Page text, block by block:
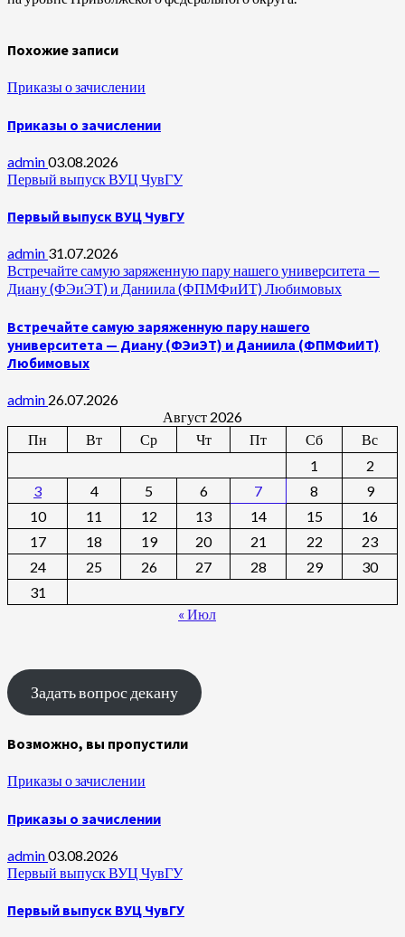
Похожие записи
Приказы о зачислении
Приказы о зачислении
admin03.08.2026
Первый выпуск ВУЦ ЧувГУ
Первый выпуск ВУЦ ЧувГУ
admin 31.07.2026
Встречайте самую заряженную пару нашего университета —
Диану (ФЭиЭТ) и Даниила (ФПМФиИТ) Любимовых
Встречайте самую заряженную пару нашего
университета — Диану (ФЭиЭТ) и Даниила (ФПМФиИТ)
Любимовых
admin 26.07.2026
Август 2026
Пн
Вт Ср Чт Пт Сб
Вс
1
2
3
4 5 6 7 8
9
10
11 12 13 14 15
16
17
18 19 20 21 22
23
24
25 26 27 28 29
30
31
« Июл
Задать вопрос декану
Возможно, вы пропустили
Приказы о зачислении
Приказы о зачислении
admin03.08.2026
Первый выпуск ВУЦ ЧувГУ
Первый выпуск ВУЦ ЧувГУ